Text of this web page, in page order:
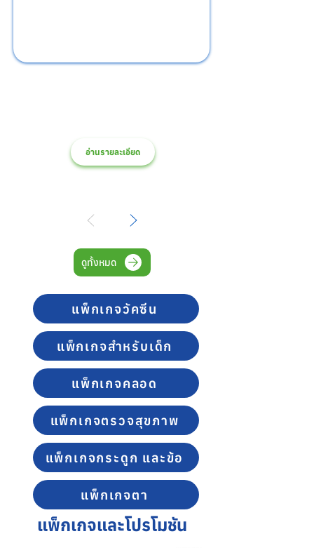
อ่านรายละเอียด
ดูทั้งหมด
แพ็กเกจวัคซีน
แพ็กเกจสำหรับเด็ก
แพ็กเกจคลอด
แพ็กเกจตรวจสุขภาพ
แพ็กเกจกระดูก และข้อ
แพ็กเกจตา
แพ็กเกจและโปรโมชัน